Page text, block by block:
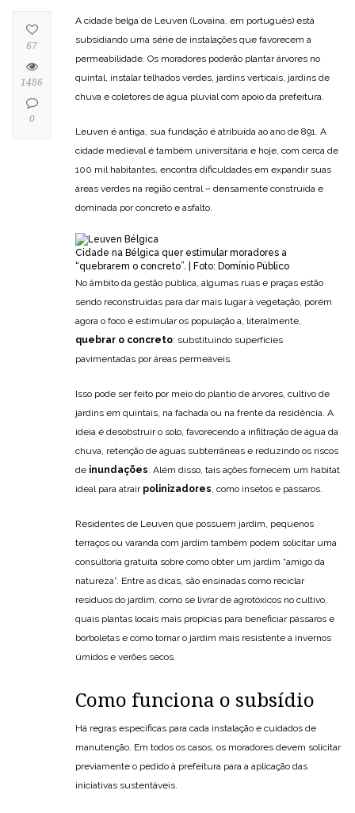
A cidade belga de Leuven (Lovaina, em português) está
subsidiando uma série de instalações que favorecem a
permeabilidade. Os moradores poderão plantar árvores no
quintal, instalar telhados verdes, jardins verticais, jardins de
chuva e coletores de água pluvial com apoio da prefeitura.
Leuven é antiga, sua fundação é atribuída ao ano de 891. A
cidade medieval é também universitária e hoje, com cerca de
100 mil habitantes, encontra dificuldades em expandir suas
áreas verdes na região central – densamente construída e
dominada por concreto e asfalto.
Cidade na Bélgica quer estimular moradores a
“quebrarem o concreto”. | Foto: Domínio Público
No âmbito da gestão pública, algumas ruas e praças estão
sendo reconstruídas para dar mais lugar à vegetação, porém
agora o foco é estimular os população a, literalmente,
quebrar o concreto: substituindo superfícies
pavimentadas por áreas permeáveis.
Isso pode ser feito por meio do plantio de árvores, cultivo de
jardins em quintais, na fachada ou na frente da residência. A
ideia é desobstruir o solo, favorecendo a infiltração de água da
chuva, retenção de águas subterrâneas e reduzindo os riscos
de inundações . Além disso, tais ações fornecem um habitat
ideal para atrair polinizadores , como insetos e pássaros.
Residentes de Leuven que possuem jardim, pequenos
terraços ou varanda com jardim também podem solicitar uma
consultoria gratuita sobre como obter um jardim “amigo da
natureza”. Entre as dicas, são ensinadas como reciclar
resíduos do jardim, como se livrar de agrotóxicos no cultivo,
quais plantas locais mais propícias para beneficiar pássaros e
borboletas e como tornar o jardim mais resistente a invernos
úmidos e verões secos.
Como funciona o subsídio
Há regras específicas para cada instalação e cuidados de
manutenção. Em todos os casos, os moradores devem solicitar
previamente o pedido à prefeitura para a aplicação das
iniciativas sustentáveis.
67
1486
0